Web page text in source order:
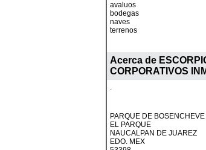
avaluos
bodegas
naves
terrenos
Acerca de
CORPORATIVOS
.
PARQUE DE
EL PARQUE
NAUCALPAN DE JUAREZ
EDO. MEX